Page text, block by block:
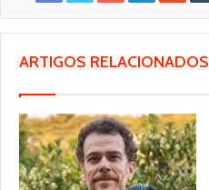
ARTIGOS RELACIONADOS